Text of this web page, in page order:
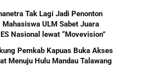
Tak Lagi Jadi Penonton
Mahasiswa ULM Sabet Juara
Nasional lewat “Movevision”
Pemkab Kapuas Buka Akses
Menuju Hulu Mandau Talawang